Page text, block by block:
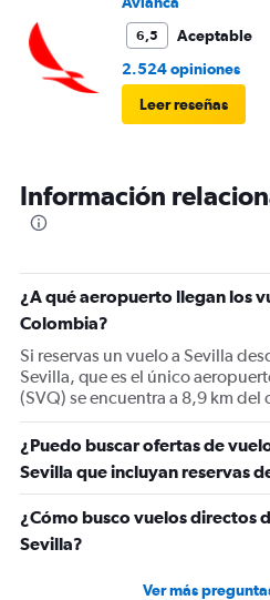
6,5
Aceptable
2.524 opiniones
Leer reseñas
Información
¿A qué aeropuerto llegan los
Colombia?
Si reservas un vuelo a Sevilla
Sevilla, que es el único
(SVQ) se encuentra a 8,9 km del
¿Puedo buscar ofertas de
Sevilla que incluyan reservas
¿Cómo busco vuelos directos
Sevilla?
Ver más